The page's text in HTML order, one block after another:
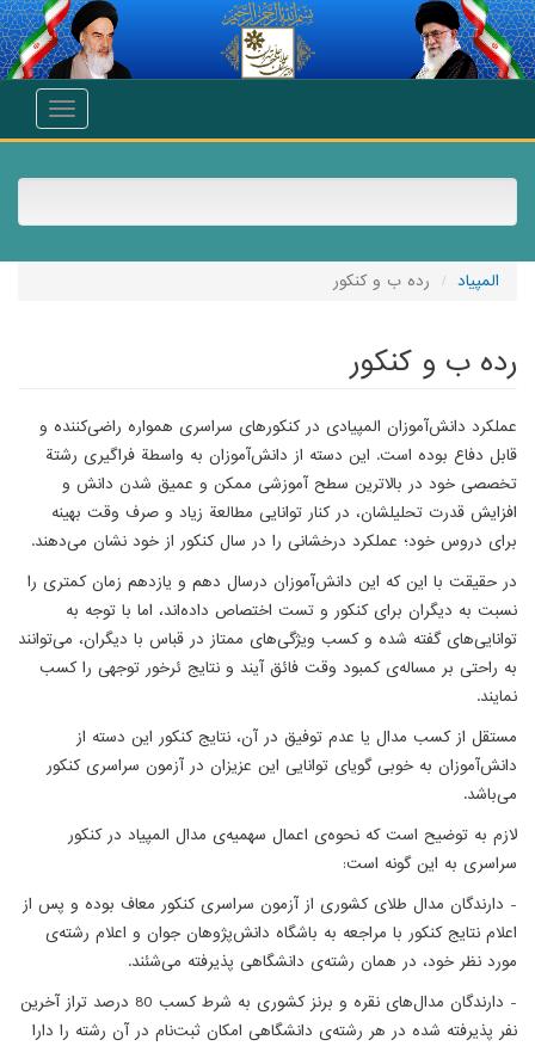
انتقال به محتوای اصلی
Toggle
المپیاد رده ب و کنکور
رده ب و کنکور
عملکرد دانش‌آموزان المپیادی در کنکورهای سراسری همواره راضیکننده و
قابل دفاع بوده است. این دسته از دانش‌آموزان به واسطة فراگیری رشتة
تخصصی خود در بالاترین سطح آموزشی ممکن و عمیق شدن دانش و
افزایش قدرت تحلیلشان، در کنار توانایی مطالعة زیاد و صرف وقت بهینه
برای دروس خود؛ عملکرد درخشانی را در سال کنکور از خود نشان می‌دهند.
در حقیقت با این که این دانش‌آموزان درسال دهم و یازدهم زمان کمتری را
نسبت به دیگران برای کنکور و تست اختصاص داده‌اند، اما با توجه به
توانایی‌های گفته شده و کسب ویژگی‌های ممتاز در قباس با دیگران، می‌توانند
به راحتی بر مساله‌ی کمبود وقت فائق آیند و نتایج ئرخور توجهی را کسب
نمایند.
مستقل از کسب مدال یا عدم توفیق در آن، نتایج کنکور این دسته از
دانش‌آموزان به خوبی گویای توانایی این عزیزان در آزمون سراسری کنکور
میباشد.
لازم به توضیح است که نحوه‌ی اعمال سهمیه‌ی مدال المپیاد در کنکور
سراسری به این گونه است:
- دارندگان مدال طلای کشوری از آزمون سراسری کنکور معاف بوده و پس از
اعلام نتایج کنکور با مراجعه به باشگاه دانش‌پژوهان جوان و اعلام رشته‌ی
مورد نظر خود، در همان رشته‌ی دانشگاهی پذیرفته می‌شئند.
- دارندگان مدال‌های نقره و برنز کشوری به شرط کسب 80 درصد تراز آخرین
نفر پذیرفته شده در هر رشته‌ی دانشگاهی امکان ثبت‌نام در آن رشته را دارا